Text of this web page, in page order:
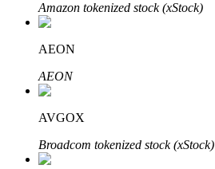
Tot 65% commissies!
Amazon tokenized stock (xStock)
AEON
AEON
AVGOX
Broadcom tokenized stock (xStock)